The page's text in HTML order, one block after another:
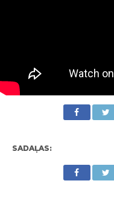
SADAĻAS: